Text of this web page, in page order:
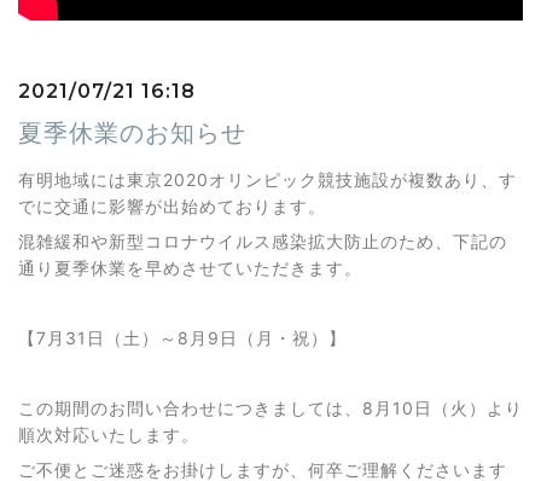
2021/07/21 16:18
夏季休業のお知らせ
有明地域には東京2020オリンピック競技施設が複数あり、す
でに交通に影響が出始めております。
混雑緩和や新型コロナウイルス感染拡大防止のため、下記の
通り夏季休業を早めさせていただきます。
【7月31日（土）～8月9日（月・祝）】
この期間のお問い合わせにつきましては、8月10日（火）より
順次対応いたします。
ご不便とご迷惑をお掛けしますが、何卒ご理解くださいます